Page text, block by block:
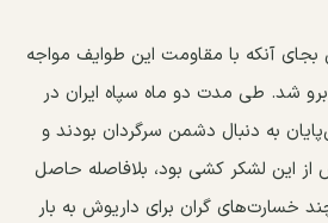
آنکه با مقاومت این طوایف مواجه
شد. طی مدت دو ماه سپاه ایران در
به دنبال دشمن سرگردان بودند و
از این لشکر کشی بود، بلافاصله حاصل
خسارت‌های گران برای داریوش به بار